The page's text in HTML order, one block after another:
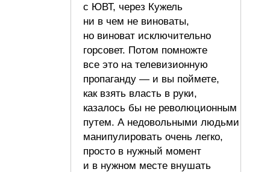
с ЮВТ, через Кужель
ни в чем не виноваты,
но виноват исключительно
горсовет. Потом помножте
все это на телевизионную
пропаганду — и вы поймете,
как взять власть в руки,
казалось бы не революционным
путем. А недовольными людьми
манипулировать очень легко,
просто в нужный момент
и в нужном месте внушать